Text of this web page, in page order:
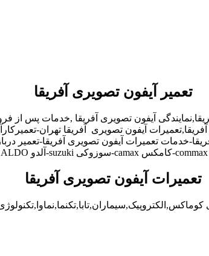
تعمیر آیفون تصویری آفریقا
آیفون تصویری آفریقا ,خدمات پس از
آیفون تصویری آفریقا تهران-
خدمات تعمیرات آیفون تصویری آفریقا-تعمیر
تعمیرات آیفون تصویری آفریقا